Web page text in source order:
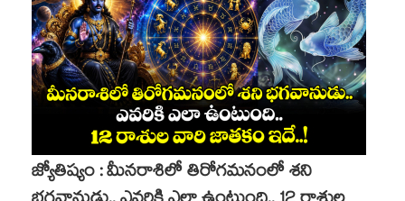
జ్యోతిష్యం : మీనరాశిలో తిరోగమనంలో శని